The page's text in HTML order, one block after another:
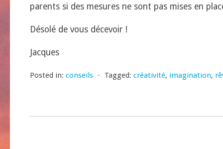
parents si des mesures ne sont pas mises en
Désolé de vous décevoir !
Jacques
Posted in: conseils ⋅ Tagged: créativité, imagination,